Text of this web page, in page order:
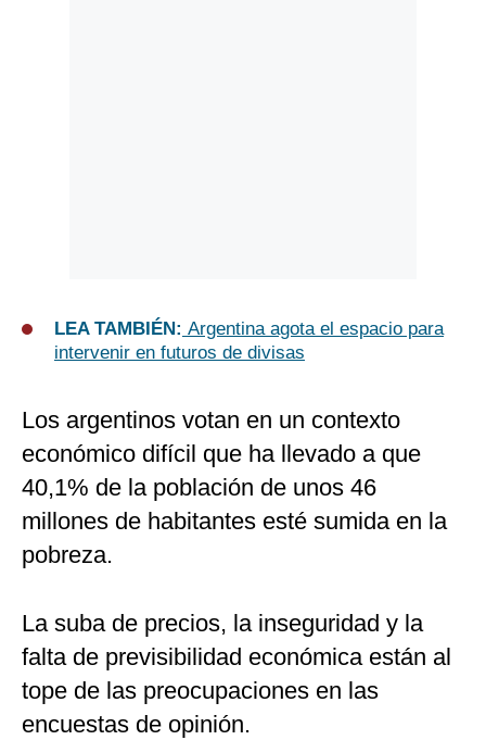
LEA TAMBIÉN: Argentina agota el espacio para
intervenir en futuros de divisas
Los argentinos votan en un contexto
económico difícil que ha llevado a que
40,1% de la población de unos 46
millones de habitantes esté sumida en la
pobreza.
La suba de precios, la inseguridad y la
falta de previsibilidad económica están al
tope de las preocupaciones en las
encuestas de opinión.